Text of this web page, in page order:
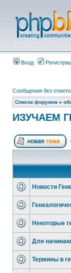
Вход
Сообщения без
Список форумов »
ИЗУЧАЕМ
Новости
Некоторые
Для
Термины в